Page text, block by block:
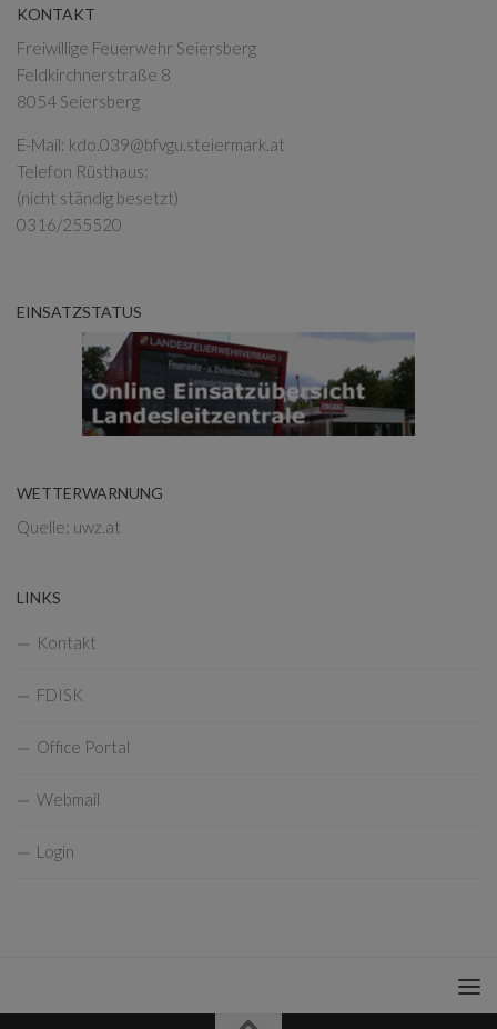
KONTAKT
Freiwillige Feuerwehr Seiersberg
Feldkirchnerstraße 8
8054 Seiersberg
E-Mail: kdo.039@bfvgu.steiermark.at
Telefon Rüsthaus:
(nicht ständig besetzt)
0316/255520
EINSATZSTATUS
WETTERWARNUNG
Quelle: uwz.at
LINKS
Kontakt
FDISK
Office Portal
Webmail
Login